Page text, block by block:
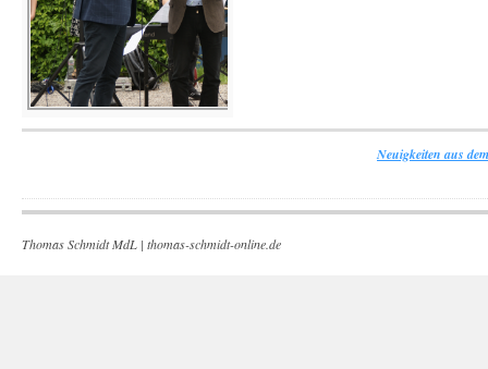
Neuigkeiten aus
Thomas Schmidt MdL | thomas-schmidt-online.de